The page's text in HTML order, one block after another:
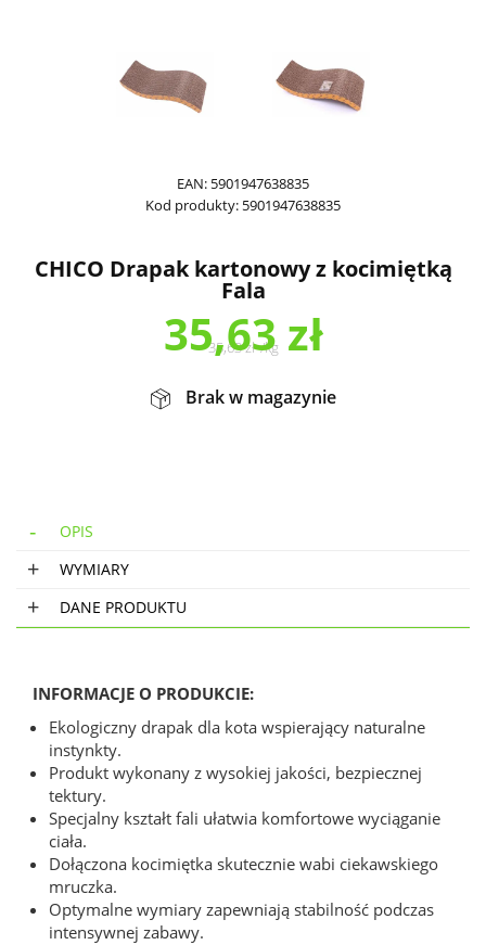
EAN: 5901947638835
Kod produkty: 5901947638835
CHICO Drapak kartonowy z kocimiętką
Fala
35,63zł
35,63zł /kg
Brak w magazynie
OPIS
WYMIARY
DANE PRODUKTU
INFORMACJE O PRODUKCIE:
Ekologiczny drapak dla kota wspierający naturalne
instynkty.
Produkt wykonany z wysokiej jakości, bezpiecznej
tektury.
Specjalny kształt fali ułatwia komfortowe wyciąganie
ciała.
Dołączona kocimiętka skutecznie wabi ciekawskiego
mruczka.
Optymalne wymiary zapewniają stabilność podczas
intensywnej zabawy.